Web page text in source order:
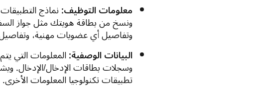
معلومات التوظيف:نماذج
ونسخ من بطاقة هويتك مثل جواز
وتفاصيل أي عضويات مهنية،
البيانات الوصفية:المعلومات التي
وسجلات بطاقات الإدخال/الإدخال.
تطبيقات تكنولوجيا المعلومات الأخرى.